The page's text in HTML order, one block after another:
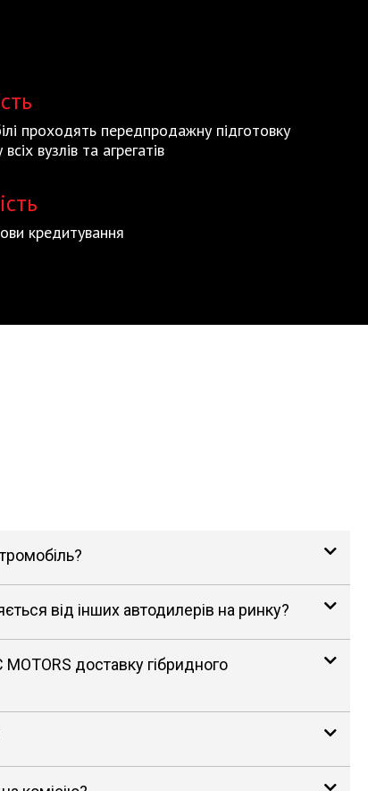
проходять передпродажну підготовку
вузлів та агрегатів
кредитування
від інших автодилерів на ринку?
доставку гібридного